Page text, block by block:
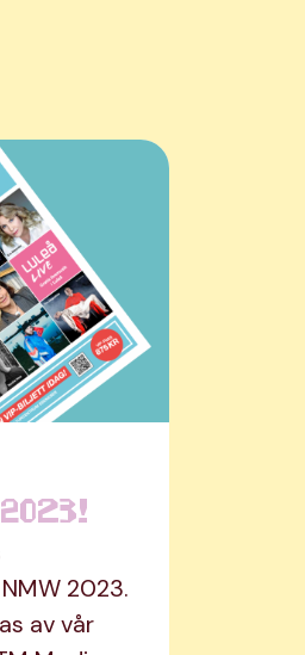
2023.
av vår